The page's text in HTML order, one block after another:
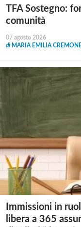
TFA Sostegno:
comunità
07 agosto 2026
di MARIA EMILIA
Immissioni in
libera a 365